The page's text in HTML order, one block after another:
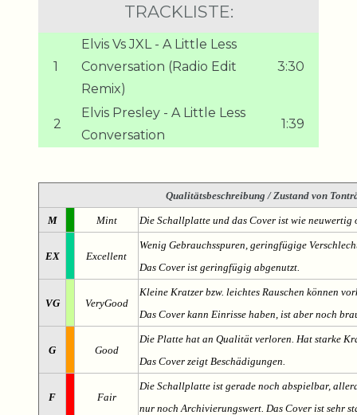
TRACKLISTE:
1
Elvis Vs JXL - A Little Less
Conversation (Radio Edit
Remix)
3:30
2
Elvis Presley - A Little Less
Conversation
1:39
Qualitätsbeschreibung / Zustand von
M Mint Die Schallplatte und das Cover ist wie
EX Excellent
Wenig Gebrauchsspuren, geringfügige
Das Cover ist geringfügig abgenutzt.
VG VeryGood
Kleine Kratzer bzw. leichtes Rauschen können
Das Cover kann Einrisse haben, ist aber noch
G Good
Die Platte hat an Qualität verloren. Hat starke
Das Cover zeigt Beschädigungen.
F Fair
Die Schallplatte ist gerade noch abspielbar,
nur noch Archivierungswert. Das Cover ist sehr